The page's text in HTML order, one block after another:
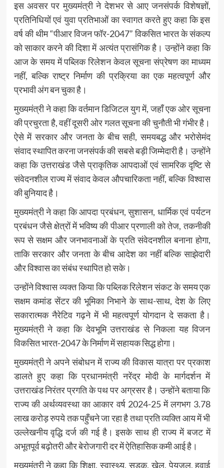
इस अवसर पर मुख्यमंत्री ने देशभर से आए जनसंपर्क विशेषज्ञों,
प्रतिनिधियों एवं युवा प्रतिभाओं का स्वागत करते हुए कहा कि इस
वर्ष की थीम “पीआर विजन फॉर-2047” विकसित भारत के संकल्प
को साकार करने की दिशा में अत्यंत प्रासंगिक है। उन्होंने कहा कि
आज के समय में पब्लिक रिलेशन केवल सूचना संप्रेषण का माध्यम
नहीं, बल्कि राष्ट्र निर्माण की प्रक्रिया का एक महत्वपूर्ण और
प्रभावी अंग बन चुका है।
मुख्यमंत्री ने कहा कि वर्तमान डिजिटल युग में, जहाँ एक ओर सूचना
की प्रचुरता है, वहीं दूसरी ओर गलत सूचना की चुनौती भी गंभीर है।
ऐसे में सरकार और जनता के बीच सही, समयबद्ध और भरोसेमंद
संवाद स्थापित करना जनसंपर्क की सबसे बड़ी जिम्मेदारी है। उन्होंने
कहा कि उत्तराखंड जैसे प्राकृतिक आपदाओं एवं सामरिक दृष्टि से
संवेदनशील राज्य में संवाद केवल औपचारिकता नहीं, बल्कि विश्वास
की बुनियाद है।
मुख्यमंत्री ने कहा कि आपदा प्रबंधन, सुशासन, धार्मिक एवं पर्यटन
प्रबंधन जैसे क्षेत्रों में भविष्य की पीआर प्रणाली को तेज, तकनीकी
रूप से सक्षम और जनभावनाओं के प्रति संवेदनशील बनाना होगा,
ताकि सरकार और जनता के बीच आदेश का नहीं बल्कि साझेदारी
और विश्वास का संबंध स्थापित हो सके।
उन्होंने विश्वास व्यक्त किया कि पब्लिक रिलेशन संकट के समय एक
सक्षम कमांड सेंटर की भूमिका निभाने के साथ-साथ, देश के लिए
सकारात्मक नैरेटिव गढ़ने में भी महत्वपूर्ण योगदान दे सकता है।
मुख्यमंत्री ने कहा कि देवभूमि उत्तराखंड से निकला यह विजन
विकसित भारत-2047 के निर्माण में सहायक सिद्ध होगा।
मुख्यमंत्री ने अपने संबोधन में राज्य की विकास यात्रा पर प्रकाश
डालते हुए कहा कि प्रधानमंत्री नरेंद्र मोदी के मार्गदर्शन में
उत्तराखंड निरंतर प्रगति के पथ पर अग्रसर है। उन्होंने बताया कि
राज्य की अर्थव्यवस्था का आकार वर्ष 2024-25 में लगभग 3.78
लाख करोड़ रुपये तक पहुँचने जा रहा है तथा प्रति व्यक्ति आय में भी
उल्लेखनीय वृद्धि दर्ज की गई है। इसके साथ ही राज्य में बजट में
अभूतपूर्व बढ़ोतरी और बेरोजगारी दर में ऐतिहासिक कमी आई है।
मुख्यमंत्री ने कहा कि शिक्षा, स्वास्थ्य, सड़क, खेल, पेयजल, हवाई